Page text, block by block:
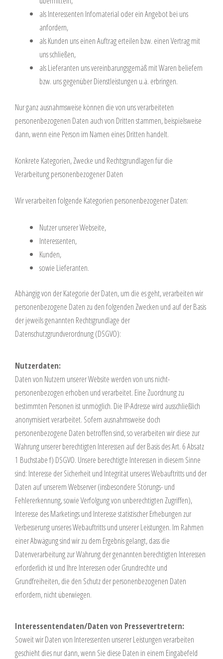
als Interessenten Infomaterial oder ein Angebot bei uns
anfordern,
als Kunden uns einen Auftrag erteilen bzw. einen Vertrag mit
uns schließen,
als Lieferanten uns vereinbarungsgemäß mit Waren beliefern
bzw. uns gegenüber Dienstleistungen u.ä. erbringen.
Nur ganz ausnahmsweise können die von uns verarbeiteten
personenbezogenen Daten auch von Dritten stammen, beispielsweise
dann, wenn eine Person im Namen eines Dritten handelt.
Konkrete Kategorien, Zwecke und Rechtsgrundlagen für die
Verarbeitung personenbezogener Daten
Wir verarbeiten folgende Kategorien personenbezogener Daten:
Nutzer unserer Webseite,
Interessenten,
Kunden,
sowie Lieferanten.
Abhängig von der Kategorie der Daten, um die es geht, verarbeiten wir
personenbezogene Daten zu den folgenden Zwecken und auf der Basis
der jeweils genannten Rechtsgrundlage der
Datenschutzgrundverordnung (DSGVO):
Nutzerdaten:
Daten von Nutzern unserer Website werden von uns nicht-
personenbezogen erhoben und verarbeitet. Eine Zuordnung zu
bestimmten Personen ist unmöglich. Die IP-Adresse wird ausschließlich
anonymisiert verarbeitet. Sofern ausnahmsweise doch
personenbezogene Daten betroffen sind, so verarbeiten wir diese zur
Wahrung unserer berechtigten Interessen auf der Basis des Art. 6 Absatz
1 Buchstabe f) DSGVO. Unsere berechtigte Interessen in diesem Sinne
sind: Interesse der Sicherheit und Integrität unseres Webauftritts und der
Daten auf unserem Webserver (insbesondere Störungs- und
Fehlererkennung, sowie Verfolgung von unberechtigten Zugriffen),
Interesse des Marketings und Interesse statistischer Erhebungen zur
Verbesserung unseres Webauftritts und unserer Leistungen. Im Rahmen
einer Abwägung sind wir zu dem Ergebnis gelangt, dass die
Datenverarbeitung zur Wahrung der genannten berechtigten Interessen
erforderlich ist und Ihre Interessen oder Grundrechte und
Grundfreiheiten, die den Schutz der personenbezogenen Daten
erfordern, nicht überwiegen.
Interessentendaten/Daten von Pressevertretern:
Soweit wir Daten von Interessenten unserer Leistungen verarbeiten
geschieht dies nur dann, wenn Sie diese Daten in einem Eingabefeld